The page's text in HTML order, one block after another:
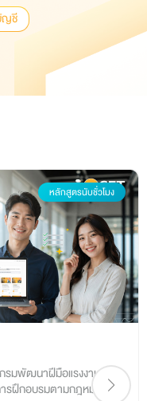
ญชี
หลักสูตรนับชั่วโมง
รมพัฒนาฝีมือแรงงาน ซึ่ง
รฝึกอบรมตามกฎหมายได้